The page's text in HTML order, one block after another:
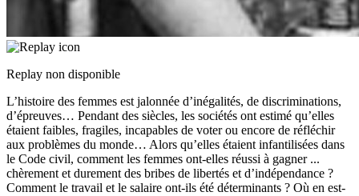
Replay non disponible
L’histoire des femmes est jalonnée d’inégalités, de discriminations,
d’épreuves… Pendant des siècles, les sociétés ont estimé qu’elles
étaient faibles, fragiles, incapables de voter ou encore de réfléchir
aux problèmes du monde… Alors qu’elles étaient infantilisées dans
le Code civil, comment les femmes ont-elles réussi à gagner ...
chèrement et durement des bribes de libertés et d’indépendance ?
Comment le travail et le salaire ont-ils été déterminants ? Où en est-